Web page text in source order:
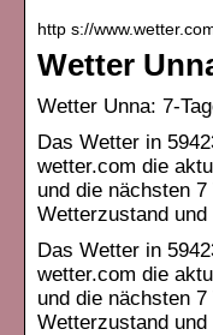
http s://
Wetter
Wetter Unna: 7-
Das Wetter in
wetter.com die
und die nächsten 7
Wetterzustand
Das Wetter in
wetter.com die
und die nächsten 7
Wetterzustand